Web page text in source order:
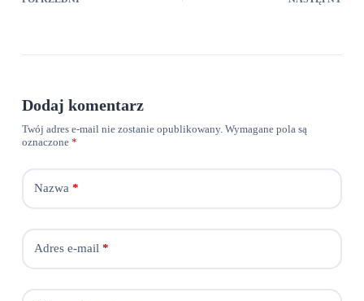
Dodaj komentarz
Twój adres e-mail nie zostanie opublikowany. Wymagane pola są
oznaczone *
Nazwa*
Adres e-mail*